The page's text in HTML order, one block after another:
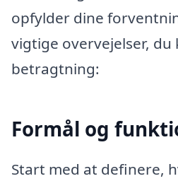
opfylder dine
vigtige overvejelser, du
betragtning:
Formål og
Start med at definere,